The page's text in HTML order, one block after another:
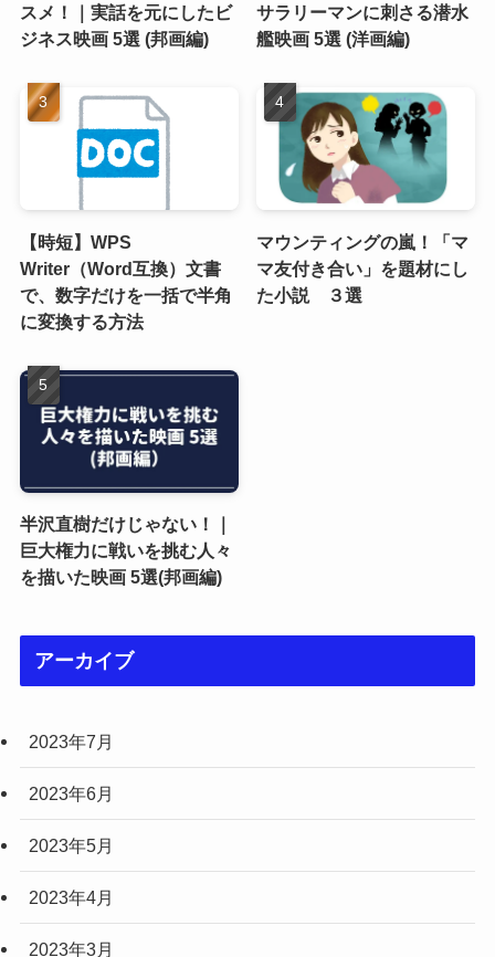
スメ！｜実話を元にしたビ
ジネス映画 5選 (邦画編)
サラリーマンに刺さる潜水
艦映画 5選 (洋画編)
【時短】WPS
Writer（Word互換）文書
で、数字だけを一括で半角
に変換する方法
マウンティングの嵐！「マ
マ友付き合い」を題材にし
た小説 ３選
半沢直樹だけじゃない！｜
巨大権力に戦いを挑む人々
を描いた映画 5選(邦画編)
アーカイブ
2023年7月
2023年6月
2023年5月
2023年4月
2023年3月